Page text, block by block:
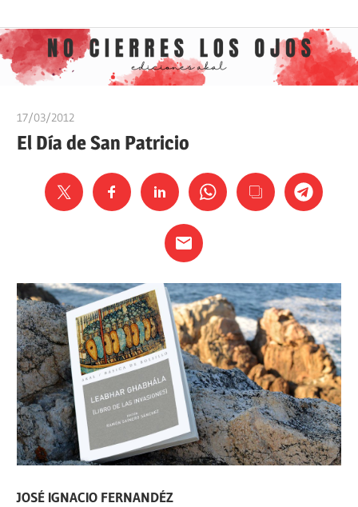
al
contenido
No
cierres
los
ojos
Akal
17/03/2012
El Día de San Patricio
JOSÉ IGNACIO FERNANDÉZ